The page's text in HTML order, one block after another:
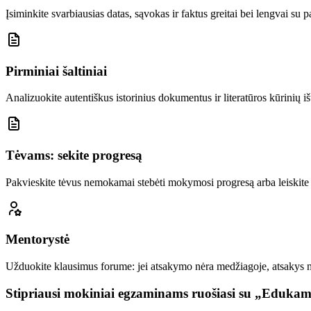
Įsiminkite svarbiausias datas, sąvokas ir faktus greitai bei lengvai su
Pirminiai šaltiniai
Analizuokite autentiškus istorinius dokumentus ir literatūros kūrinių
Tėvams: sekite progresą
Pakvieskite tėvus nemokamai stebėti mokymosi progresą arba
Mentorystė
Užduokite klausimus forume: jei atsakymo nėra medžiagoje, atsakys
Stipriausi mokiniai egzaminams ruošiasi su